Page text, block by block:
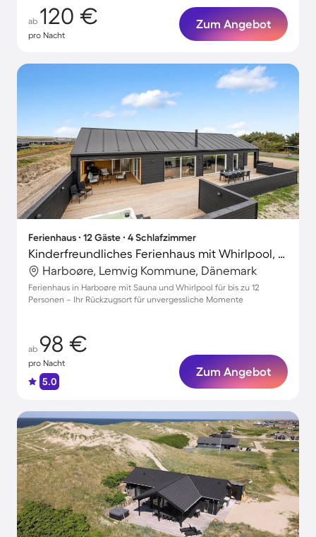
ab 120 €
pro Nacht
Zum Angebot
Ferienhaus ∙ 12 Gäste ∙ 4 Schlafzimmer
Kinderfreundliches Ferienhaus mit Whirlpool, Terrasse und Sauna | Nah am Strand | Hunde erlaubt
Harboøre, Lemvig Kommune, Dänemark
Ferienhaus in Harboøre mit Sauna und Whirlpool für bis zu 12
Personen – Ihr Rückzugsort für unvergessliche Momente
ab 98 €
pro Nacht
5.0
Zum Angebot